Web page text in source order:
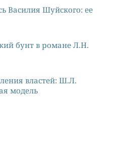
Василия Шуйского: ее
бунт в романе Л.Н.
властей: Ш.Л.
модель